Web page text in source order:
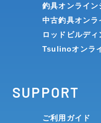
釣具オンライン
中古釣具オンラ
ロッドビルデ
Tsulinoオンラ
SUPPORT
ご利用ガイド